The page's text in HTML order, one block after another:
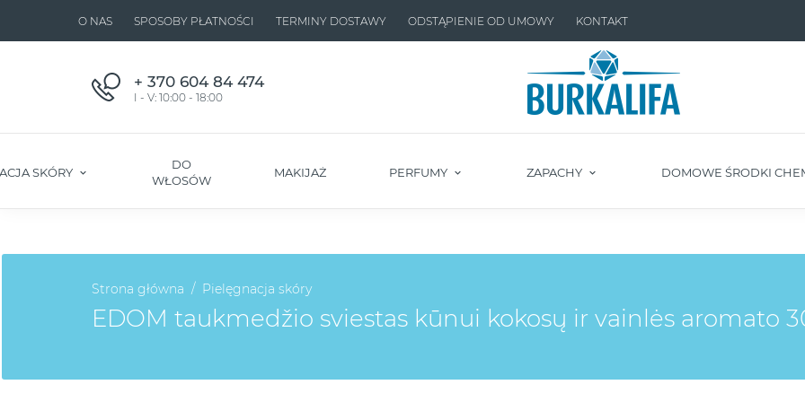
O NAS SPOSOBY PŁATNOŚCI TERMINY DOSTAWY ODSTĄPIENIE OD UMOWY KONTAKT
+ 370 604 84 474
I - V: 10:00 - 18:00
SKÓRY
DO
WŁOSÓW
MAKIJAŻ PERFUMY ZAPACHY DOMOWE ŚRODKI
Strona główna Pielęgnacja skóry
EDOM taukmedžio sviestas kūnui kokosų ir vainlės aromato